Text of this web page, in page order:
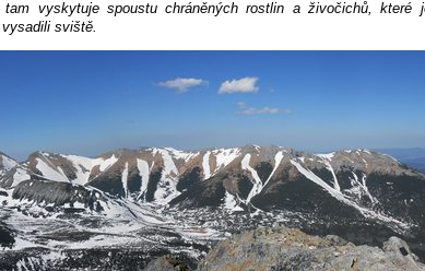
vyskytuje spoustu chráněných rostlin a živočichů, které
sviště.